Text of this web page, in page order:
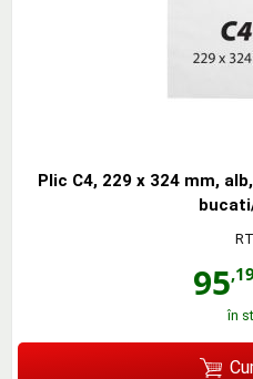
Plic C4, 229 x 324 mm,
95,19
în